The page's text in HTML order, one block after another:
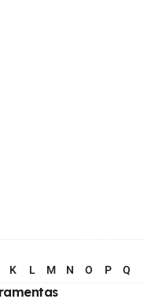
K L M N O P Q